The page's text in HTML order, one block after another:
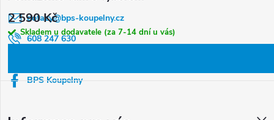
2 590 Kč
Skladem u dodavatele (za 7-14 dní u vás)
dotazy@bps-koupelny.cz
608 247 630
BPS Koupelny